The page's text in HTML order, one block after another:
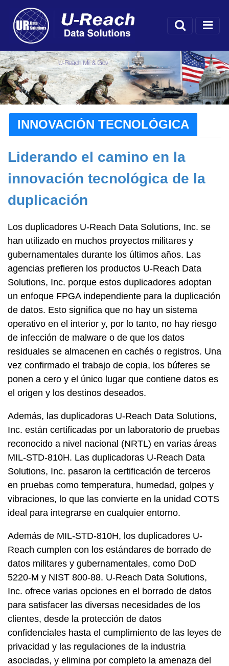
INNOVACIÓN TECNOLÓGICA
Liderando el camino en la
innovación tecnológica de la
duplicación
Los duplicadores U-Reach Data Solutions, Inc. se
han utilizado en muchos proyectos militares y
gubernamentales durante los últimos años. Las
agencias prefieren los productos U-Reach Data
Solutions, Inc. porque estos duplicadores adoptan
un enfoque FPGA independiente para la duplicación
de datos. Esto significa que no hay un sistema
operativo en el interior y, por lo tanto, no hay riesgo
de infección de malware o de que los datos
residuales se almacenen en cachés o registros. Una
vez confirmado el trabajo de copia, los búferes se
ponen a cero y el único lugar que contiene datos es
el origen y los destinos deseados.
Además, las duplicadoras U-Reach Data Solutions,
Inc. están certificadas por un laboratorio de pruebas
reconocido a nivel nacional (NRTL) en varias áreas
MIL-STD-810H. Las duplicadoras U-Reach Data
Solutions, Inc. pasaron la certificación de terceros
en pruebas como temperatura, humedad, golpes y
vibraciones, lo que las convierte en la unidad COTS
ideal para integrarse en cualquier entorno.
Además de MIL-STD-810H, los duplicadores U-
Reach cumplen con los estándares de borrado de
datos militares y gubernamentales, como DoD
5220-M y NIST 800-88. U-Reach Data Solutions,
Inc. ofrece varias opciones en el borrado de datos
para satisfacer las diversas necesidades de los
clientes, desde la protección de datos
confidenciales hasta el cumplimiento de las leyes de
privacidad y las regulaciones de la industria
asociadas, y elimina por completo la amenaza del